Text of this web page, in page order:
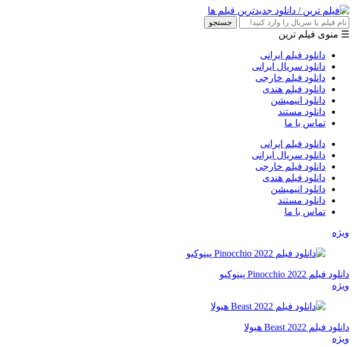
جستجو
☰ منوی فیلم ترین
دانلود فیلم ایرانی
دانلود سریال ایرانی
دانلود فیلم خارجی
دانلود فیلم هندی
دانلود انیمیشن
دانلود مستند
تماس با ما
دانلود فیلم ایرانی
دانلود سریال ایرانی
دانلود فیلم خارجی
دانلود فیلم هندی
دانلود انیمیشن
دانلود مستند
تماس با ما
ویژه
دانلود فیلم Pinocchio 2022 پینوکیو
ویژه
دانلود فیلم Beast 2022 هیولا
ویژه